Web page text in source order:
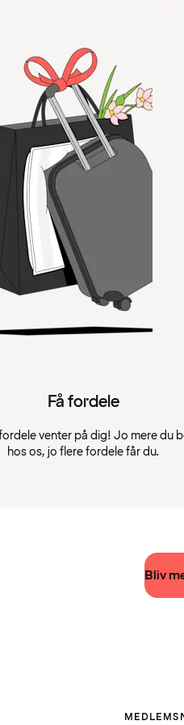
Få fordele
venter på dig! Jo mere du
hos os, jo flere fordele får du.
Bliv